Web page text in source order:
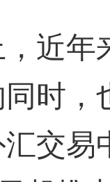
年来
时，
交易